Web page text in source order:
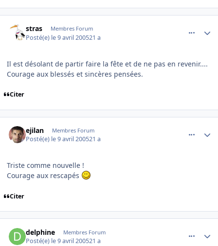
stras Membres Forum
Posté(e) le 9 avril 200521 a
Il est désolant de partir faire la fête et de ne pas en revenir....
Courage aux blessés et sincères pensées.
Citer
ejilan Membres Forum
Posté(e) le 9 avril 200521 a
Triste comme nouvelle !
Courage aux rescapés
Citer
delphine Membres Forum
Posté(e) le 9 avril 200521 a